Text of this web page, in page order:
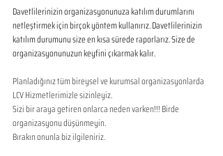
Davetlilerinizin organizasyonunuza katılım durumlarını
netleştirmek için birçok yöntem kullanırız. Davetlilerinizin
katılım durumunu size en kısa sürede raporlarız. Size de
organizasyonunuzun keyfini çıkarmak kalır.
Planladığınız tüm bireysel ve kurumsal organizasyonlarda
LCV Hizmetlerimizle sizinleyiz.
Sizi bir araya getiren onlarca neden varken!!! Birde
organizasyonu düşünmeyin.
Bırakın onunla biz ilgileniriz.